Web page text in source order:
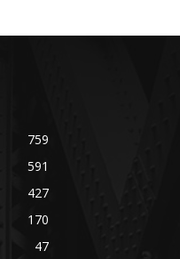
759
591
427
170
47